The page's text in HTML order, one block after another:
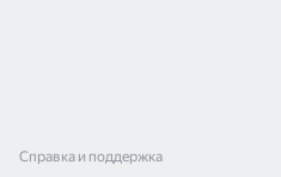
Справка и поддержка